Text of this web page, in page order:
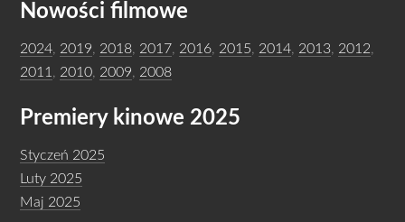
Nowości filmowe
2024 2019 2018 2017 2016 2015 2014 2013 2012
2011
2010 2009 2008
Premiery kinowe 2025
Styczeń 2025
Luty 2025
Maj 2025